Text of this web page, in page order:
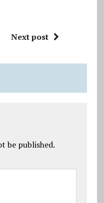
Next post
be published.